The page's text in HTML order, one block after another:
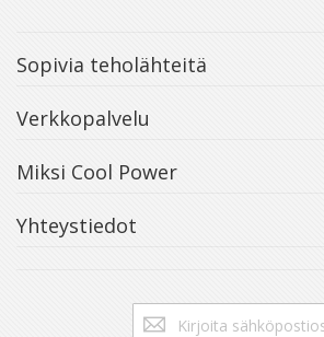
Sopivia teholähteitä
Verkkopalvelu
Miksi Cool Power
Yhteystiedot
Tilaa